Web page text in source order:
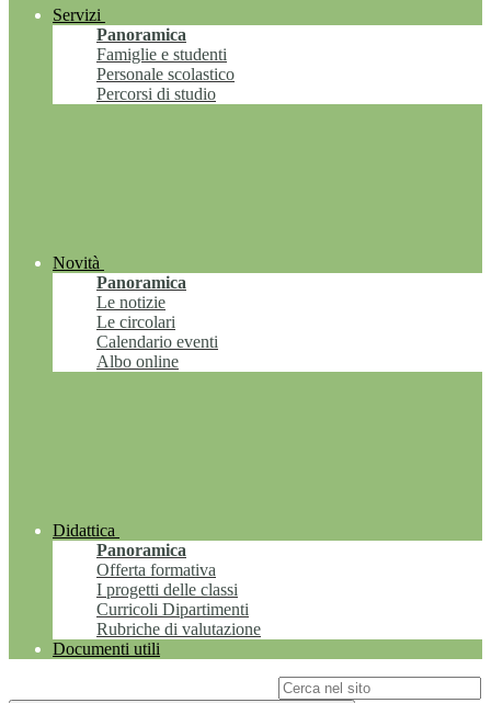
Servizi
Panoramica
Famiglie e studenti
Personale scolastico
Percorsi di studio
Novità
Panoramica
Le notizie
Le circolari
Calendario eventi
Albo online
Didattica
Panoramica
Offerta formativa
I progetti delle classi
Curricoli Dipartimenti
Rubriche di valutazione
Documenti utili